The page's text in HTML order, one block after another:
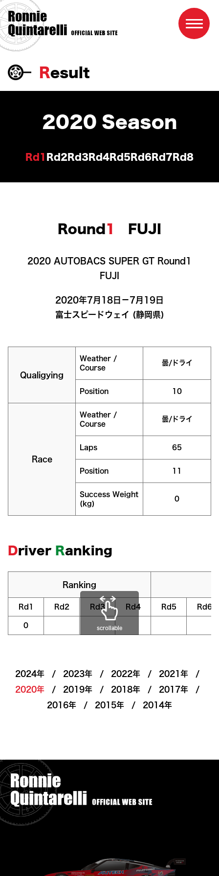
Profile
Result
Link
Result
2020 Season
Rd1 Rd2 Rd3 Rd4 Rd5 Rd6 Rd7 Rd8
Round1 FUJI
2020 AUTOBACS SUPER GT Round1
FUJI
2020年7月18日－7月19日
富士スピードウェイ (静岡県)
Qualigying
Weather /
Course
曇/ドライ
Position 10
Race
Weather /
Course
曇/ドライ
Laps 65
Position 11
Success Weight
(kg)
0
Driver Ranking
Ranking
Rd1 Rd2 Rd3 Rd4 Rd5 Rd6
0 scrollable
2024年 2023年 2022年
2021年
2020年
2019年 2018年
2017年
2016年
2015年 2014年